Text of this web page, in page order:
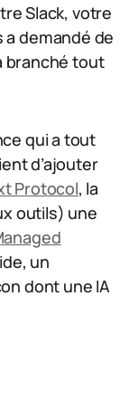
Slack, votre
a demandé de
branché tout
qui a tout
d’ajouter
Protocol, la
outils) une
un
dont une IA